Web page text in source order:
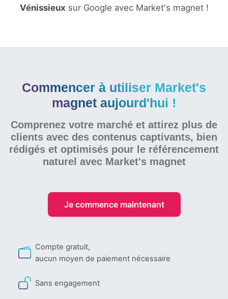
Vénissieux sur Google avec Market's magnet !
Commencer à utiliser Market's
magnet aujourd'hui !
Comprenez votre marché et attirez plus de
clients avec des contenus captivants, bien
rédigés et optimisés pour le référencement
naturel avec Market's magnet
Je commence maintenant
Compte gratuit,
aucun moyen de paiement nécessaire
Sans engagement